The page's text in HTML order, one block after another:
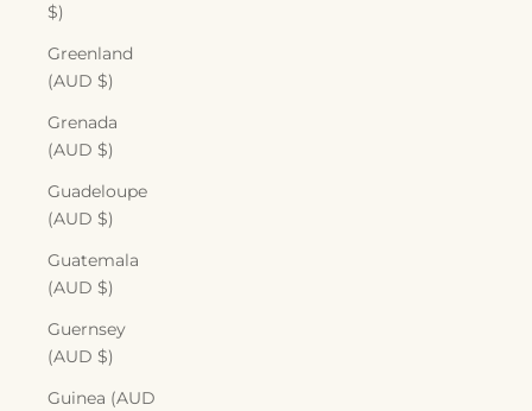
$)
Greenland
(AUD $)
Grenada
(AUD $)
Guadeloupe
(AUD $)
Guatemala
(AUD $)
Guernsey
(AUD $)
Guinea (AUD